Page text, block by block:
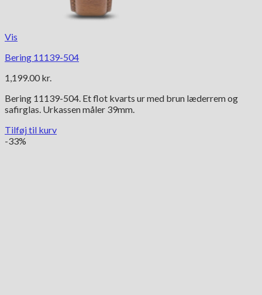
Vis
Bering 11139-504
1,199.00 kr.
Bering 11139-504. Et flot kvarts ur med brun læderrem og
safirglas. Urkassen måler 39mm.
Tilføj til kurv
-33%